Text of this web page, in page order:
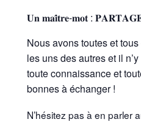
𝐔𝐧 𝐦𝐚𝐢̂𝐭𝐫𝐞-𝐦𝐨𝐭 :
Nous avons toutes et
les uns des autres et il
toute connaissance et
bonnes à échanger !
N’hésitez pas à en parler